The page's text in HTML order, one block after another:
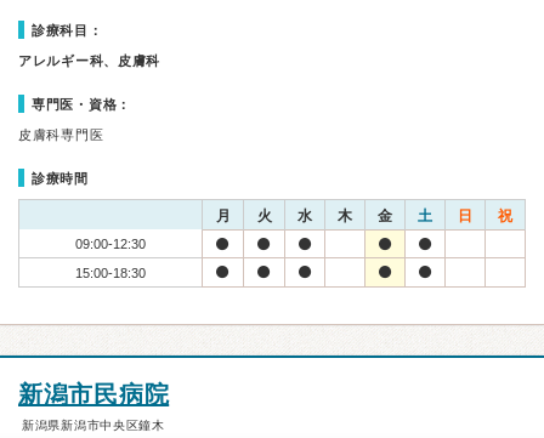
診療科目：
アレルギー科、皮膚科
専門医・資格：
皮膚科専門医
診療時間
月 火 水 木 金 土 日 祝
09:00-12:30
15:00-18:30
新潟市民病院
新潟県新潟市中央区鐘木